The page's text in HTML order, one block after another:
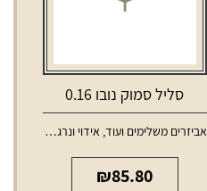
סליל סמוק נובו 0.16
אביזרים משלימים ועוד, אידוי ונרגילות
₪85.80